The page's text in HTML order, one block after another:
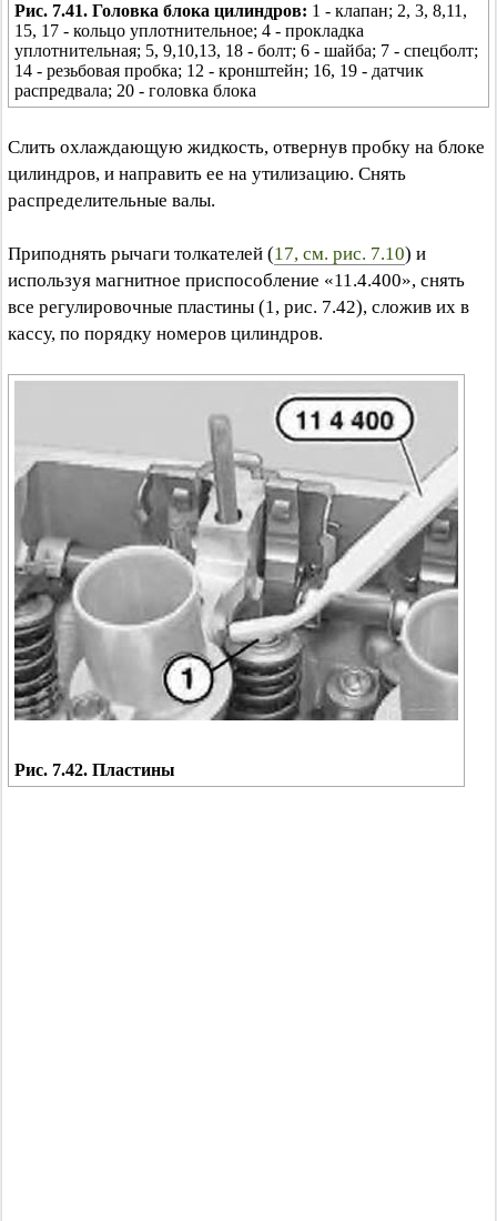
Рис. 7.41. Головка блока цилиндров: 1 - клапан; 2, 3, 8,11,
15, 17 - кольцо уплотнительное; 4 - прокладка
уплотнительная; 5, 9,10,13, 18 - болт; 6 - шайба; 7 - спецболт;
14 - резьбовая пробка; 12 - кронштейн; 16, 19 - датчик
распредвала; 20 - головка блока
Слить охлаждающую жидкость, отвернув пробку на блоке
цилиндров, и направить ее на утилизацию. Снять
распределительные валы.
Приподнять рычаги толкателей (17, см. рис. 7.10) и
используя магнитное приспособление «11.4.400», снять
все регулировочные пластины (1, рис. 7.42), сложив их в
кассу, по порядку номеров цилиндров.
Рис. 7.42. Пластины